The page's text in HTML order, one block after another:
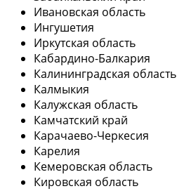
Ивановская область
Ингушетия
Иркутская область
Кабардино-Балкария
Калининградская область
Калмыкия
Калужская область
Камчатский край
Карачаево-Черкесия
Карелия
Кемеровская область
Кировская область